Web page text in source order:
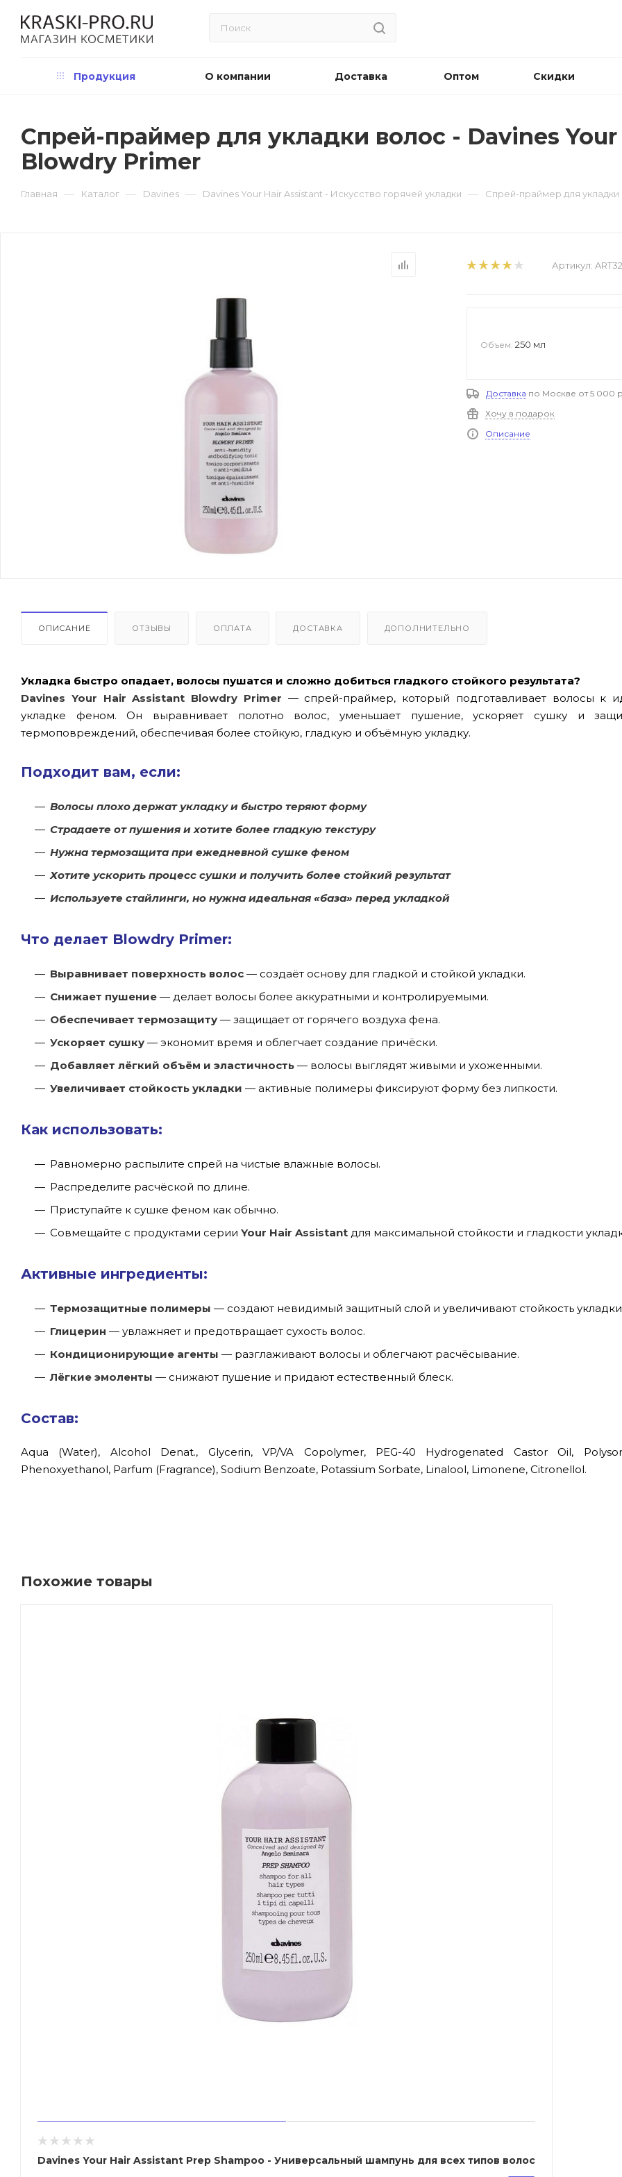
Продукция О компании Доставка Оптом Скидки
Спрей-праймер для укладки волос - Davines
Blowdry Primer
Главная — Каталог — Davines — Davines Your Hair Assistant - Искусство горячей укладки — Спрей-праймер для укладки
Артикул:
Объем: 250 мл
Доставка по Москве от 5 000
Хочу в подарок
Описание
ОПИСАНИЕ ОТЗЫВЫ ОПЛАТА ДОСТАВКА ДОПОЛНИТЕЛЬНО
Укладка быстро опадает, волосы пушатся и сложно добиться гладкого стойкого результата?
Davines Your Hair Assistant Blowdry Primer — спрей-праймер, который подготавливает волосы к
укладке феном. Он выравнивает полотно волос, уменьшает пушение, ускоряет сушку и
термоповреждений, обеспечивая более стойкую, гладкую и объёмную укладку.
Подходит вам, если:
Волосы плохо держат укладку и быстро теряют форму
Страдаете от пушения и хотите более гладкую текстуру
Нужна термозащита при ежедневной сушке феном
Хотите ускорить процесс сушки и получить более стойкий результат
Используете стайлинги, но нужна идеальная «база» перед укладкой
Что делает Blowdry Primer:
Выравнивает поверхность волос — создаёт основу для гладкой и стойкой укладки.
Снижает пушение — делает волосы более аккуратными и контролируемыми.
Обеспечивает термозащиту — защищает от горячего воздуха фена.
Ускоряет сушку — экономит время и облегчает создание причёски.
Добавляет лёгкий объём и эластичность — волосы выглядят живыми и ухоженными.
Увеличивает стойкость укладки — активные полимеры фиксируют форму без липкости.
Как использовать:
Равномерно распылите спрей на чистые влажные волосы.
Распределите расчёской по длине.
Приступайте к сушке феном как обычно.
Совмещайте с продуктами серии Your Hair Assistant для максимальной стойкости и гладкости
Активные ингредиенты:
Термозащитные полимеры — создают невидимый защитный слой и увеличивают стойкость
Глицерин — увлажняет и предотвращает сухость волос.
Кондиционирующие агенты — разглаживают волосы и облегчают расчёсывание.
Лёгкие эмоленты — снижают пушение и придают естественный блеск.
Состав:
Aqua (Water), Alcohol Denat., Glycerin, VP/VA Copolymer, PEG-40 Hydrogenated Castor Oil,
Phenoxyethanol, Parfum (Fragrance), Sodium Benzoate, Potassium Sorbate, Linalool, Limonene, Citronellol.
Похожие товары
Davines Your Hair Assistant Prep Shampoo - Универсальный шампунь для всех типов волос